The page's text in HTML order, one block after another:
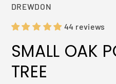
DREWDON
44 reviews
SMALL OAK
TREE